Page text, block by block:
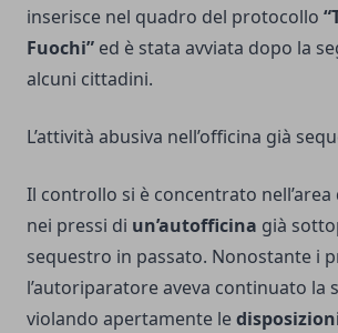
inserisce nel quadro del protocollo
Fuochi” ed è stata avviata dopo la
alcuni cittadini.
L’attività abusiva nell’officina già
Il controllo si è concentrato nell’area
nei pressi di un’autofficina già
sequestro in passato. Nonostante i
l’autoriparatore aveva continuato la
violando apertamente le